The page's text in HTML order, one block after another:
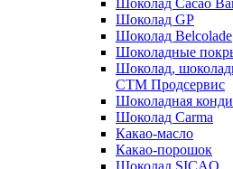
Шоколад Cacao
Шоколад GP
Шоколад Belcolade
Шоколадные
Шоколад,
СТМ Продсервис
Шоколадная
Шоколад Carma
Какао-масло
Какао-порошок
Шоколад SICAO